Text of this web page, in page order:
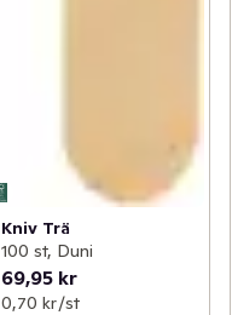
Kniv Trä
100 st, Duni
69,95 kr
0,70 kr /st